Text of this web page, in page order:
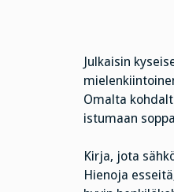
Julkaisin
Omalta
istumaan
Kirja, jota
Hienoja